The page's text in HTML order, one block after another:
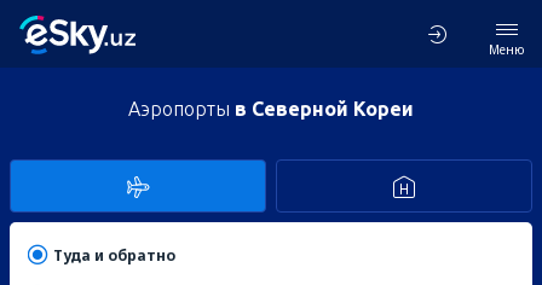
Меню
Аэропорты в Северной Кореи
Туда и обратно